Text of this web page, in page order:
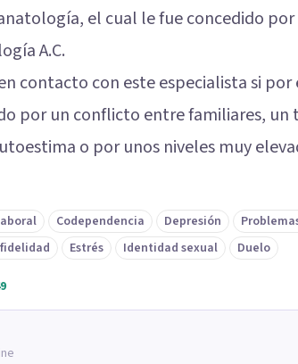
el cual le fue concedido
A.C.
contacto con este especialista si
por un conflicto entre familiares, un
o por unos niveles muy
Codependencia Depresión
Estrés Identidad sexual Duelo